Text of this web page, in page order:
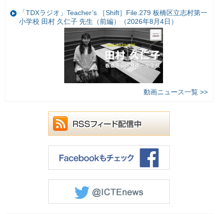
「TDXラジオ」Teacher’s ［Shift］File.279 板橋区立志村第一
小学校 田村 久仁子 先生（前編）（2026年8月4日）
動画ニュース一覧 >>